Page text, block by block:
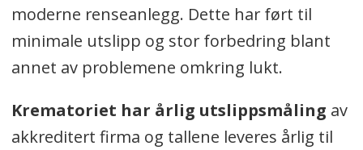
moderne renseanlegg. Dette har ført til
minimale utslipp og stor forbedring blant
annet av problemene omkring lukt.
Krematoriet har årlig utslippsmåling av
akkreditert firma og tallene leveres årlig til